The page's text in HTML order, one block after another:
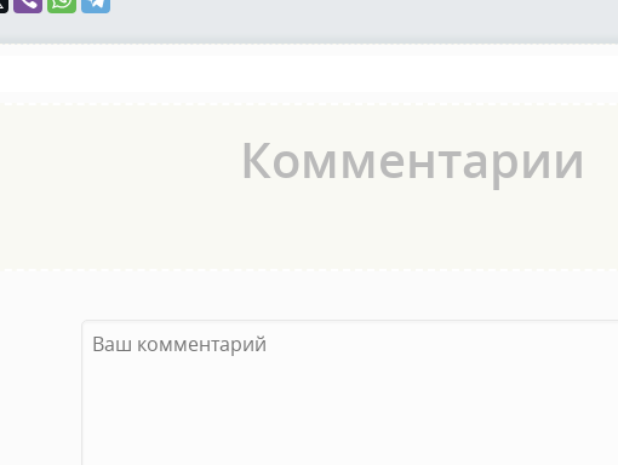
Комментарии